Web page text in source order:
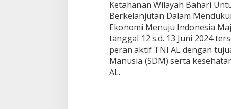
Ketahanan Wilayah Bahari
Berkelanjutan Dalam
Ekonomi Menuju Indonesia
tanggal 12 s.d. 13 Juni 2024
peran aktif TNI AL dengan
Manusia (SDM) serta
AL.